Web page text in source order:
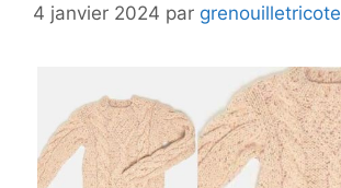
4 janvier 2024 par grenouilletricote